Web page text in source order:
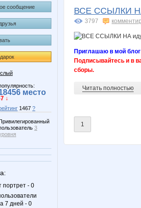
сообщение
место
↓
1467 ?
Привилегированный
3
портрет - 0
7 дней - 0
ВСЕ ССЫЛКИ
3797
Приглашаю в мой блог
Подписывайтесь и в
сборы.
Читать полностью
1